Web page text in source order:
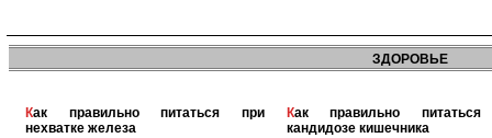
ЗДОРОВЬЕ
Как правильно питаться при
нехватке железа
Как правильно питаться при
кандидозе кишечника